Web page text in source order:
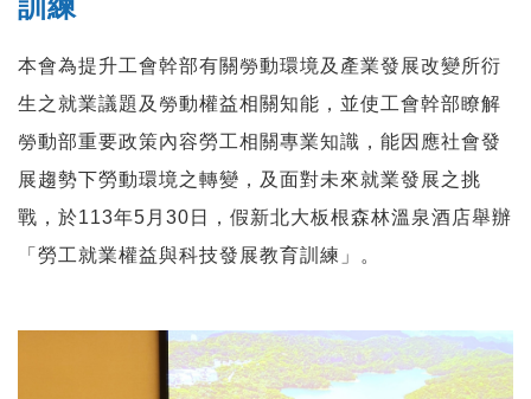
訓練
本會為提升工會幹部有關勞動環境及產業發展改變所衍
生之就業議題及勞動權益相關知能，並使工會幹部瞭解
勞動部重要政策內容勞工相關專業知識，能因應社會發
展趨勢下勞動環境之轉變，及面對未來就業發展之挑
戰，於113年5月30日，假新北大板根森林溫泉酒店舉辦
「勞工就業權益與科技發展教育訓練」。